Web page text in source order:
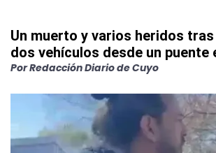
Un muerto y varios heridos
dos vehículos desde un puente
PorRedacción Diario de Cuyo